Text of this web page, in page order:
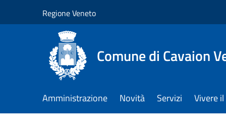
Regione Veneto
Comune di Cavaion
Amministrazione Novità Servizi Vivere